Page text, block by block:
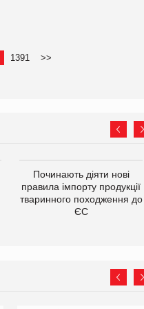
1391 >>
Починають діяти нові
правила імпорту продукції
тваринного походження до
ЄС